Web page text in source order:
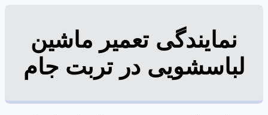
نمایندگی تعمیر ماشین
لباسشویی در تربت جام